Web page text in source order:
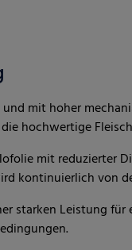
mit hoher
hochwertige
mit reduzierter
kontinuierlich von
starken Leistung